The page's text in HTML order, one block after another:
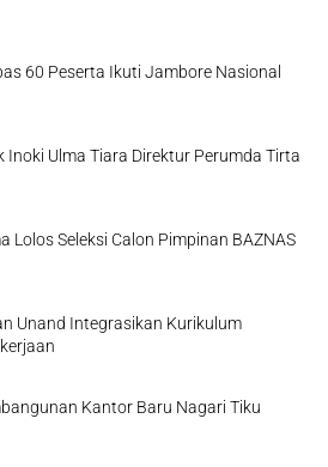
60 Peserta Ikuti Jambore Nasional
Inoki Ulma Tiara Direktur Perumda Tirta
Lolos Seleksi Calon Pimpinan BAZNAS
Unand Integrasikan Kurikulum
Kantor Baru Nagari Tiku